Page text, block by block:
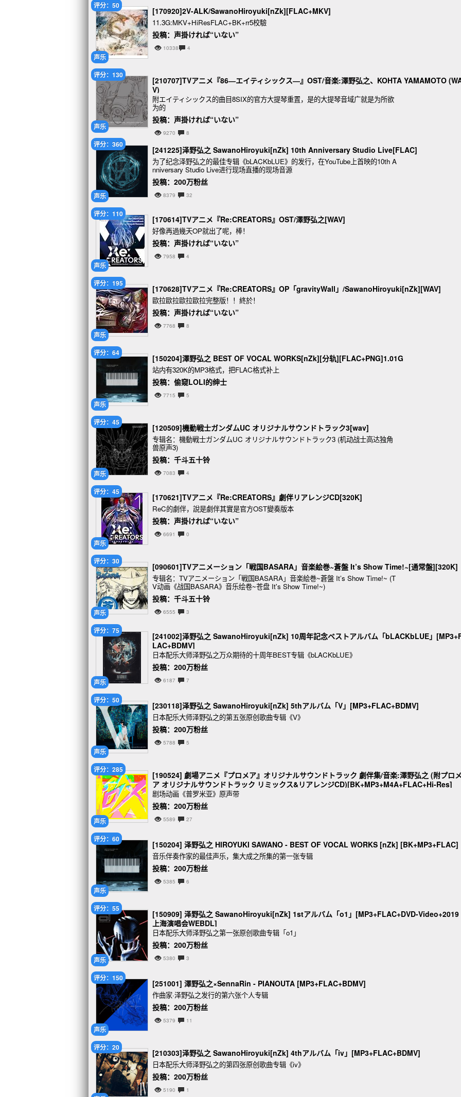
声乐
评分：50
[170920]2V-ALK/SawanoHiroyuki[nZk][FLAC+MKV]
11.3G:MKV+HiResFLAC+BK+rr5校驗
投稿：声掛ければ“いない”
10338 4
声乐
评分：130
[210707]TVアニメ『86―エイティシックス―』OST/音楽:澤野弘之、KOHTA YAMAMOTO
V)
附エイティシックス的曲目8SIX的官方大提琴重置，是的大提琴音域广就是为所欲
为的
投稿：声掛ければ“いない”
9270 8
声乐
评分：360
[241225]泽野弘之 SawanoHiroyuki[nZk] 10th Anniversary Studio Live[FLAC]
为了纪念泽野弘之的最佳专辑《bLACKbLUE》的发行，在YouTube上首映的10th A
nniversary Studio Live进行现场直播的现场音源
投稿：200万粉丝
8379 32
声乐
评分：110
[170614]TVアニメ『Re:CREATORS』OST/澤野弘之[WAV]
好像再過幾天OP就出了呢，棒！
投稿：声掛ければ“いない”
7958 4
声乐
评分：195
[170628]TVアニメ『Re:CREATORS』OP「gravityWall」/SawanoHiroyuki[nZk][WAV]
歐拉歐拉歐拉歐拉完整版！！終於！
投稿：声掛ければ“いない”
7768 8
声乐
评分：64
[150204]澤野弘之 BEST OF VOCAL WORKS[nZk][分轨][FLAC+PNG]1.01G
站内有320K的MP3格式，把FLAC格式补上
投稿：偷窥LOLI的绅士
7715 5
声乐
评分：45
[120509]機動戦士ガンダムUC オリジナルサウンドトラック3[wav]
专辑名：機動戦士ガンダムUC オリジナルサウンドトラック3 (机动战士高达独角
兽原声3)
投稿：千斗五十铃
7083 4
声乐
评分：45
[170621]TVアニメ『Re:CREATORS』劇伴リアレンジCD[320K]
ReC的劇伴，說是劇伴其實是官方OST變奏版本
投稿：声掛ければ“いない”
6691 0
声乐
评分：30
[090601]TVアニメーション「戦国BASARA」音楽絵巻~蒼盤 It’s Show Time!~[通常盤][320K]
专辑名：TVアニメーション「戦国BASARA」音楽絵巻~蒼盤 It’s Show Time!~ (T
V动画《战国BASARA》音乐绘卷~苍盘 It's Show Time!~)
投稿：千斗五十铃
6555 3
声乐
评分：75
[241002]泽野弘之 SawanoHiroyuki[nZk] 10周年記念ベストアルバム「bLACKbLUE」
LAC+BDMV]
日本配乐大师泽野弘之万众期待的十周年BEST专辑《bLACKbLUE》
投稿：200万粉丝
6187 7
声乐
评分：50
[230118]泽野弘之 SawanoHiroyuki[nZk] 5thアルバム「V」[MP3+FLAC+BDMV]
日本配乐大师泽野弘之的第五张原创歌曲专辑《V》
投稿：200万粉丝
5788 5
声乐
评分：285
[190524] 劇場アニメ『プロメア』オリジナルサウンドトラック 劇伴集/音楽:澤野弘之 (附プロ
ア オリジナルサウンドトラック リミックス&リアレンジCD)[BK+MP3+M4A+FLAC+Hi-Res]
剧场动画《普罗米亚》原声带
投稿：200万粉丝
5589 27
声乐
评分：60
[150204] 泽野弘之 HIROYUKI SAWANO - BEST OF VOCAL WORKS [nZk] [BK+MP3+FLAC]
音乐伴奏作家的最佳声乐，集大成之所集的第一张专辑
投稿：200万粉丝
5385 6
声乐
评分：55
[150909] 泽野弘之 SawanoHiroyuki[nZk] 1stアルバム「o1」[MP3+FLAC+DVD-Video+2019
上海演唱会WEBDL]
日本配乐大师泽野弘之第一张原创歌曲专辑「o1」
投稿：200万粉丝
5380 3
声乐
评分：150
[251001] 澤野弘之×SennaRin - PIANOUTA [MP3+FLAC+BDMV]
作曲家·泽野弘之发行的第六张个人专辑
投稿：200万粉丝
5379 11
评分：20
[210303]泽野弘之 SawanoHiroyuki[nZk] 4thアルバム「iv」[MP3+FLAC+BDMV]
日本配乐大师泽野弘之的第四张原创歌曲专辑《iv》
投稿：200万粉丝
5190 1